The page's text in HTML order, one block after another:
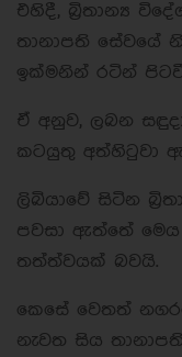
එහිදී, බ්‍රිතාන්‍ය
තානාපති සේවයේ
ඉක්මනින් රටින්
ඒ අනුව, ලබන
කටයුතු අත්හිටුවා
ලිබියාවේ සිටින
පවසා ඇත්තේ
තත්ත්වයක් බවයි.
කෙසේ වෙතත්
නැවත සිය